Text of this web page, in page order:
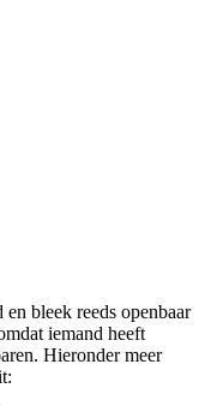
bleek reeds openbaar
iemand heeft
Hieronder meer